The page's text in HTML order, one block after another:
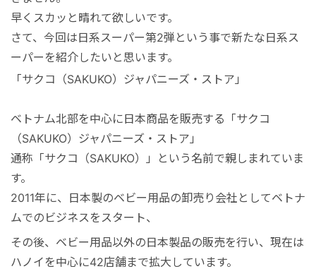
早くスカッと晴れて欲しいです。
さて、今回は日系スーパー第2弾という事で新たな日系ス
ーパーを紹介したいと思います。
「サクコ（SAKUKO）ジャパニーズ・ストア」
ベトナム北部を中心に日本商品を販売する「サクコ
（SAKUKO）ジャパニーズ・ストア」
通称「サクコ（SAKUKO）」という名前で親しまれていま
す。
2011年に、日本製のベビー用品の卸売り会社としてベトナ
ムでのビジネスをスタート、
その後、ベビー用品以外の日本製品の販売を行い、現在は
ハノイを中心に42店舗まで拡大しています。
ガポール
ボジア